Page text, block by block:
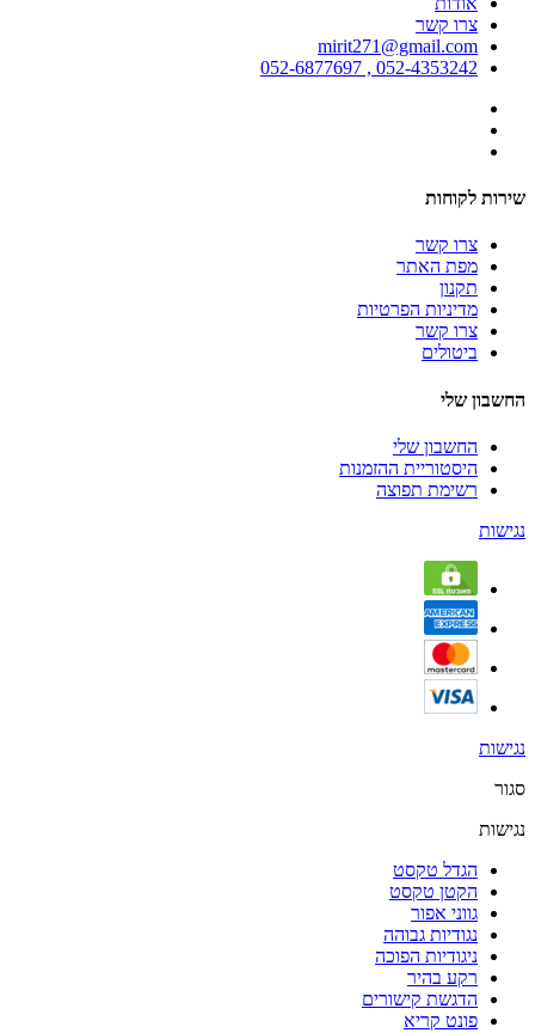
צרו קשר
mirit271@gmail.com
052-4353242 , 052-6877697
שירות לקוחות
צרו קשר
מפת האתר
תקנון
מדיניות הפרטיות
צרו קשר
ביטולים
החשבון שלי
החשבון שלי
היסטוריית ההזמנות
רשימת תפוצה
נגישות
נגישות
סגור
נגישות
הגדל טקסט
הקטן טקסט
גווני אפור
נגודיות גבוהה
ניגודיות הפוכה
רקע בהיר
הדגשת קישורים
פונט קריא